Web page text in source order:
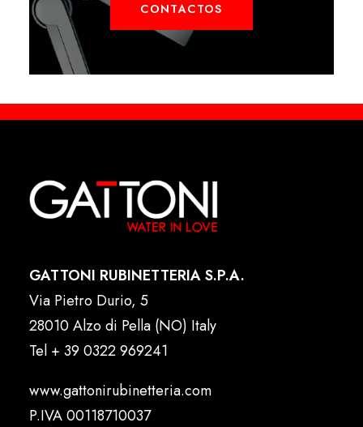
CONTACTOS
GATTONI RUBINETTERIA S.P.A.
Via Pietro Durio, 5
28010 Alzo di Pella (NO) Italy
Tel + 39 0322 969241
www.gattonirubinetteria.com
P.IVA 00118710037